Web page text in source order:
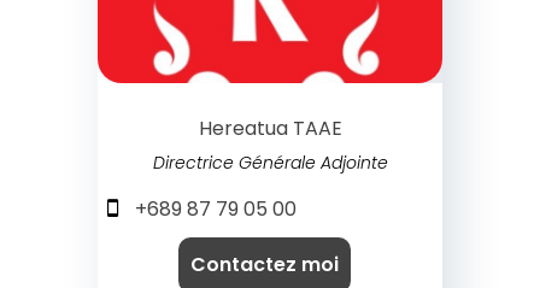
Hereatua TAAE
Directrice Générale Adjointe
+689 87 79 05 00
Contactez moi